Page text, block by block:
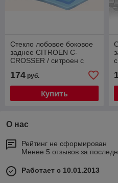
Стекло лобовое боковое
заднее CITROEN C-
CROSSER / ситроен с
174 руб.
Купить
О нас
Рейтинг не сформирован
Менее 5 отзывов за
Работает с 10.01.2013